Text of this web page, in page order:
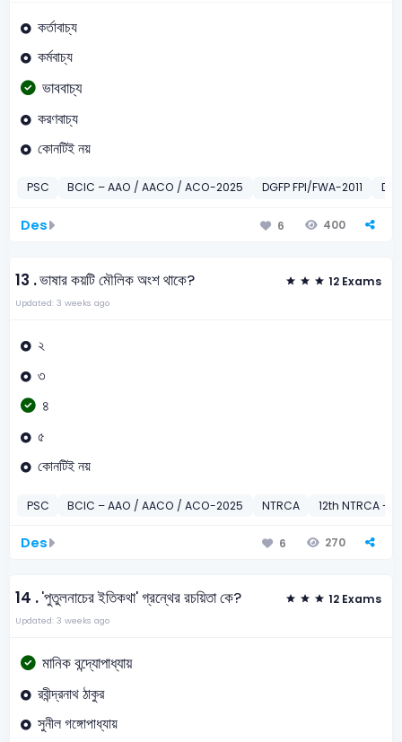
কর্তাবাচ্য
কর্মবাচ্য
ভাববাচ্য
করণবাচ্য
কোনটিই নয়
PSC BCIC – AAO / AACO / ACO-2025 DGFP FPI/FWA-2011
Des 6 400
13 .ভাষার কয়টি মৌলিক অংশ থাকে? 12 Exams
Updated: 3 weeks ago
২
৩
৪
৫
কোনটিই নয়
PSC BCIC – AAO / AACO / ACO-2025 NTRCA 12th NTRCA -
Des 6 270
14 .'পুতুলনাচের ইতিকথা' গ্রন্থের রচয়িতা কে? 12 Exams
Updated: 3 weeks ago
মানিক বন্দ্যোপাধ্যায়
রবীন্দ্রনাথ ঠাকুর
সুনীল গঙ্গোপাধ্যায়